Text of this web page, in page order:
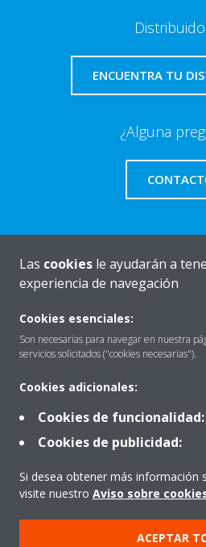
ENCUENTRA TU
¿Alguna
Quiénes somos
Destacados
Contactar con Daikin
Copyright ©
Las cookies le ayudarán a
experiencia de navegación
Cookies esenciales:
Son necesarias para navegar en nuestra
servicios solicitados ("cookies necesarias").
Cookies adicionales:
Cookies de funcionalidad:
Cookies de publicidad:
Si desea obtener más información
visite nuestro Aviso sobre
ACEPTAR